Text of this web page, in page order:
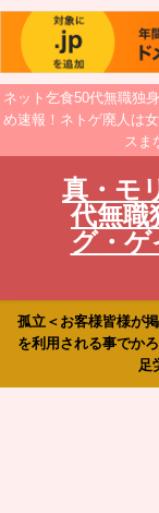
ネット乞食50代無職独
め速報！ネトゲ廃人は
スま
真・モ
代無職
グ・ゲ
孤立＜お客様皆様が
を利用される事でか
足